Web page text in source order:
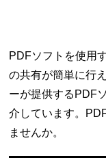
PDFソフトを使用
の共有が簡単に行
ーが提供するPDF
介しています。
ませんか。